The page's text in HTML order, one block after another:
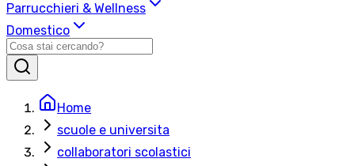
Parrucchieri & Wellness
Domestico
Home
scuole e universita
collaboratori scolastici